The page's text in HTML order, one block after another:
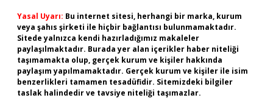
Yasal Uyarı: Bu internet sitesi, herhangi bir marka, kurum
veya şahıs şirketi ile hiçbir bağlantısı bulunmamaktadır.
Sitede yalnızca kendi hazırladığımız makaleler
paylaşılmaktadır. Burada yer alan içerikler haber niteliği
taşımamakta olup, gerçek kurum ve kişiler hakkında
paylaşım yapılmamaktadır. Gerçek kurum ve kişiler ile isim
benzerlikleri tamamen tesadüfidir. Sitemizdeki bilgiler
taslak halindedir ve tavsiye niteliği taşımazlar.